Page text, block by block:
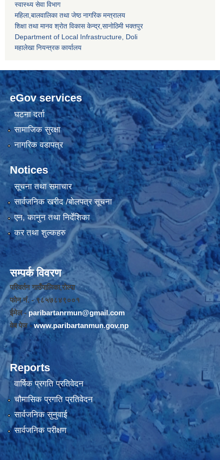
स्वास्थ्य सेवा विभाग
महिला,बालवालिका तथा जेष्ठ नागरिक मन्त्रालय
शिक्षा तथा मानव श्राेत विकास केन्द्र,सानाेठिमी भक्तपुर
Department of Local Infrastructure, Doli
महालेखा नियन्त्रक कार्यालय
eGov services
घटना दर्ता
सामाजिक सुरक्षा
नागरिक वडापत्र
Notices
सूचना तथा समाचार
सार्वजनिक खरीद /बोलपत्र सूचना
एन, कानुन तथा निर्देशिका
कर तथा शुल्कहरु
सम्पर्क विवरण
परिवर्तन गाउँपालिका,रोल्पा
फोन नंं. - ९८५७८४९००१
ईमेल -paribartanrmun@gmail.com
वेब पेज -www.paribartanmun.gov.np
Reports
वार्षिक प्रगति प्रतिवेदन
चौमासिक प्रगति प्रतिवेदन
सार्वजनिक सुनुवाई
सार्वजनिक परीक्षण